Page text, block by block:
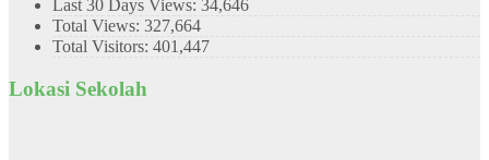
Last 30 Days Views: 34,646
Total Views: 327,664
Total Visitors: 401,447
Lokasi Sekolah